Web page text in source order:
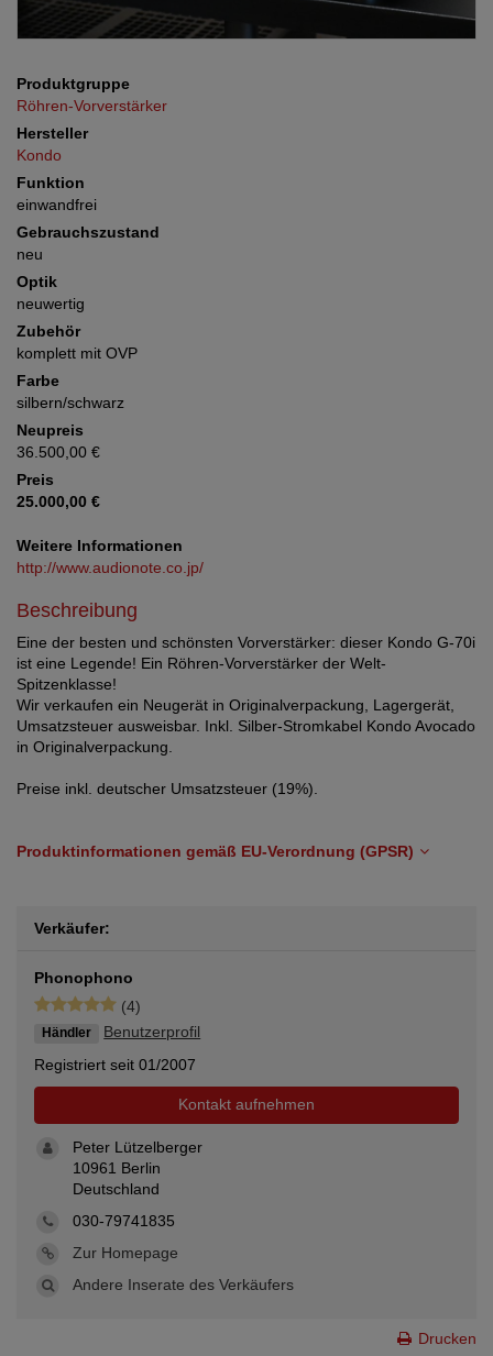
Produktgruppe
Röhren-Vorverstärker
Hersteller
Kondo
Funktion
einwandfrei
Gebrauchszustand
neu
Optik
neuwertig
Zubehör
komplett mit OVP
Farbe
silbern/schwarz
Neupreis
36.500,00 €
Preis
25.000,00 €
Weitere Informationen
http://www.audionote.co.jp/
Beschreibung
Eine der besten und schönsten Vorverstärker: dieser Kondo G-70i
ist eine Legende! Ein Röhren-Vorverstärker der Welt-
Spitzenklasse!
Wir verkaufen ein Neugerät in Originalverpackung, Lagergerät,
Umsatzsteuer ausweisbar. Inkl. Silber-Stromkabel Kondo Avocado
in Originalverpackung.
Preise inkl. deutscher Umsatzsteuer (19%).
Produktinformationen gemäß EU-Verordnung (GPSR)
Verkäufer:
Phonophono
(4)
Händler
Benutzerprofil
Registriert seit 01/2007
Kontakt aufnehmen
Peter Lützelberger
10961 Berlin
Deutschland
030-79741835
Zur Homepage
Andere Inserate des Verkäufers
Drucken